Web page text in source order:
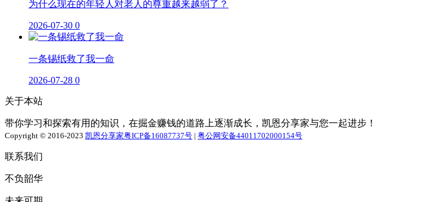
为什么现在的年轻人对老人的尊重越来越弱了？
2026-07-30 0
一条锡纸救了我一命
2026-07-28 0
关于本站
带你学习和探索有用的知识，在掘金赚钱的道路上逐渐成长，凯恩分享家与您一起进步！
Copyright © 2016-2023 凯恩分享家粤ICP备16087737号 | 粤公网安备44011702000154号
联系我们
不负韶华